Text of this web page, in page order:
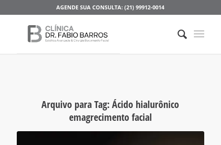
AGENDE SUA CONSULTA: (21) 99912-0014
Arquivo para Tag:Ácido hialurônico
emagrecimento facial